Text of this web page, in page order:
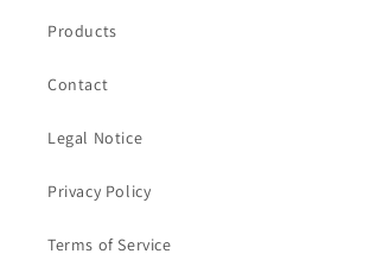
Products
Contact
Legal Notice
Privacy Policy
Terms of Service